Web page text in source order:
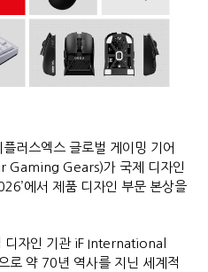
러스엑스 글로벌 게이밍 기어
Gaming Gears)가 국제 디자인
에서 제품 디자인 부문 본상을
디자인 기관 iF International
로 약 70년 역사를 지닌 세계적